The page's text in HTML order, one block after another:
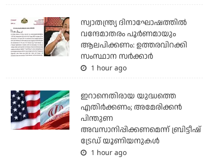
സ്വാതന്ത്ര്യ ദിനാഘോഷത്തില്‍
വന്ദേമാതരം പൂര്‍ണമായും
ആലപിക്കണം: ഉത്തരവിറക്കി
സംസ്ഥാന സര്‍ക്കാര്‍
1 hour ago
ഇറാനെതിരായ യുദ്ധത്തെ
എതിര്‍ക്കണം; അമേരിക്കന്‍
പിന്തുണ
അവസാനിപ്പിക്കണമെന്ന് ബ്രിട്ടീഷ്
ട്രേഡ് യൂണിയനുകള്‍
1 hour ago